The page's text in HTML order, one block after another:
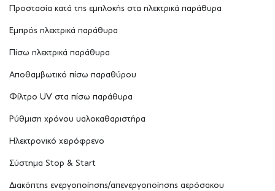
Προστασία κατά της εμπλοκής στα ηλεκτρικά παράθυρα
Εμπρός ηλεκτρικά παράθυρα
Πίσω ηλεκτρικά παράθυρα
Αποθαμβωτικό πίσω παραθύρου
Φίλτρο UV στα πίσω παράθυρα
Ρύθμιση χρόνου υαλοκαθαριστήρα
Ηλεκτρονικό χειρόφρενο
Σύστημα Stop & Start
Διακόπτης ενεργοποίησης/απενεργοποίησης αερόσακου